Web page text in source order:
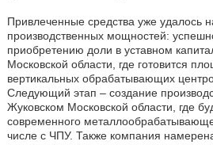
Привлеченные средства уже удалось
производственных мощностей:
приобретению доли в уставном
Московской области, где готовится
вертикальных обрабатывающих
Следующий этап – создание
Жуковском Московской области, где
современного
числе с ЧПУ. Также компания